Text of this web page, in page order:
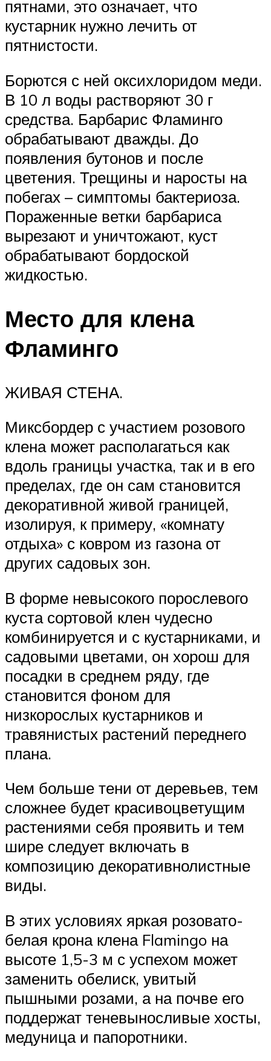
пятнами, это означает, что
кустарник нужно лечить от
пятнистости.
Борются с ней оксихлоридом меди.
В 10 л воды растворяют 30 г
средства. Барбарис Фламинго
обрабатывают дважды. До
появления бутонов и после
цветения. Трещины и наросты на
побегах – симптомы бактериоза.
Пораженные ветки барбариса
вырезают и уничтожают, куст
обрабатывают бордоской
жидкостью.
Место для клена
Фламинго
ЖИВАЯ СТЕНА.
Миксбордер с участием розового
клена может располагаться как
вдоль границы участка, так и в его
пределах, где он сам становится
декоративной живой границей,
изолируя, к примеру, «комнату
отдыха» с ковром из газона от
других садовых зон.
В форме невысокого порослевого
куста сортовой клен чудесно
комбинируется и с кустарниками, и
садовыми цветами, он хорош для
посадки в среднем ряду, где
становится фоном для
низкорослых кустарников и
травянистых растений переднего
плана.
Чем больше тени от деревьев, тем
сложнее будет красивоцветущим
растениями себя проявить и тем
шире следует включать в
композицию декоративнолистные
виды.
В этих условиях яркая розовато-
белая крона клена Flamingo на
высоте 1,5-3 м с успехом может
заменить обелиск, увитый
пышными розами, а на почве его
поддержат теневыносливые хосты,
медуница и папоротники.